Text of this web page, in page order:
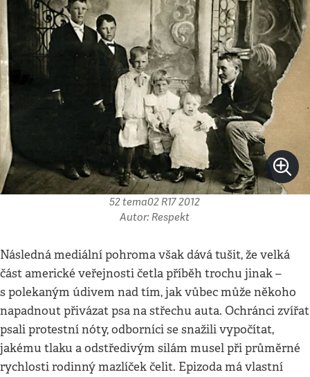
52 tema02 R17 2012
Autor: Respekt
Následná mediální pohroma však dává tušit, že velká
část americké veřejnosti četla příběh trochu jinak –
s polekaným údivem nad tím, jak vůbec může někoho
napadnout přivázat psa na střechu auta. Ochránci zvířat
psali protestní nóty, odborníci se snažili vypočítat,
jakému tlaku a odstředivým silám musel při průměrné
rychlosti rodinný mazlíček čelit. Epizoda má vlastní